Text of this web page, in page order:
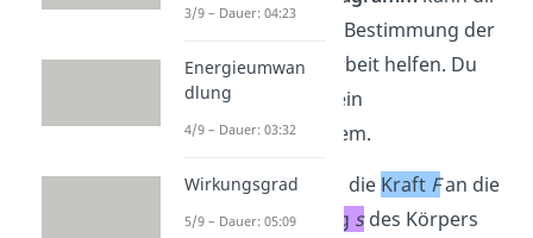
ebenfalls bei der Bestimmung der
mechanischen Arbeit helfen. Du
benötigst dafür ein
Koordinatensystem.
Hier schreibst du die Kraft Fan die
y-Achse. Den
Weg sdes Körpers
3/9 – Dauer: 04:23
Energieumwan
dlung
4/9 – Dauer: 03:32
Wirkungsgrad
5/9 – Dauer: 05:09